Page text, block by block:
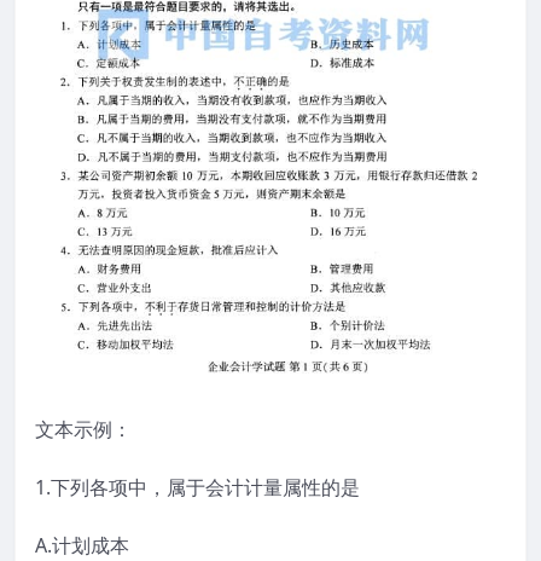
文本示例：
1.下列各项中，属于会计计量属性的是
A.计划成本